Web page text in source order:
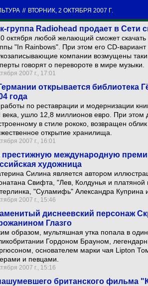
// ВТОРНИК, 2 ОКТЯБРЯ 2007 Г.
группа Radiohead продает в
октября любой желающий сможет скачать
"In Rainbows". При этом его CD-
компании возмущены
говорят о перевороте в мире музыки.
2007 г., 17:01
открывается библиотека
года
по реставрации и модернизации
века, ушло 12,8 миллионов евро. При этом
в стиле рококо, возвращен
открытие хранилища.
2007 г., 16:01
престижную международную
художница
Силина является автором
Свифта, "Лев, Колдунья и
"Суламифь" Александра Куприна
2007 г., 15:46
диснеевский персонаж
Глазго
образом, мультяшная утка попала в
Гордоном Брауном,
основателем марки чая Lipton
и певцами.
2007 г., 15:16
британского фильма